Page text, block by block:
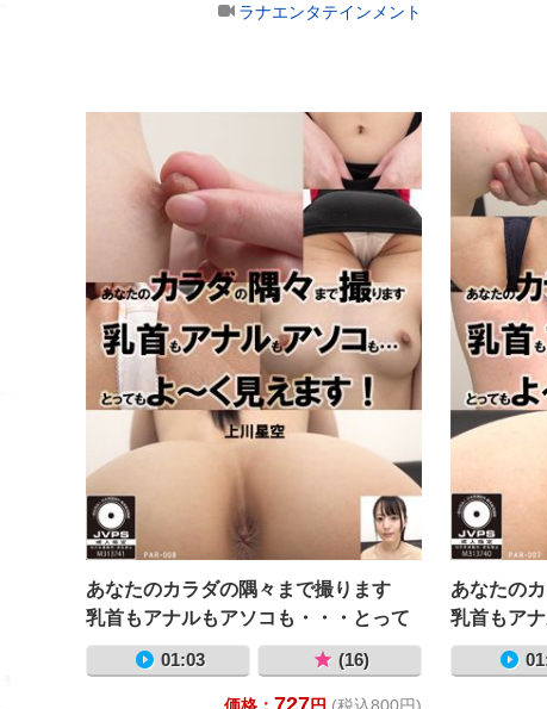
ラナエンタテインメント
あなたのカラ
あなたのカラダの隅々まで撮ります
乳首もアナルもアソコも・・・とって
もよ～く見えます！ 上川星空
01:03 (16)
価格： 727円 (税込800円)
あなたの
乳首もア
もよ～く